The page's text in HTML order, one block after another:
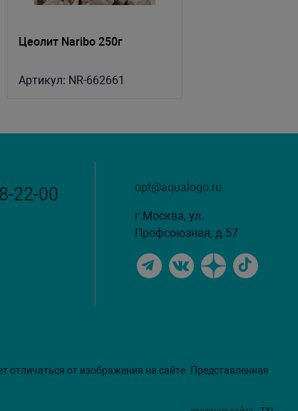
Цеолит Naribo 250г
Артикул: NR-662661
22-00 opt@aqualogo.ru
г.Москва, ул.
Профсоюзная, д.57
от изображения на сайте. Представленная